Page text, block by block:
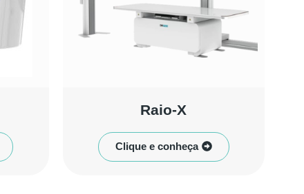
Raio-X
Clique e conheça